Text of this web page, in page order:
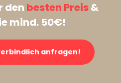
den besten Preis&
mind. 50€!
anfragen!